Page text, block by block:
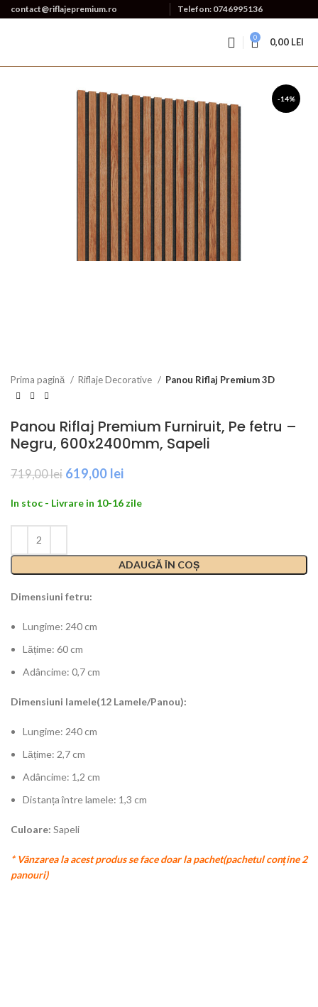
contact@riflajepremium.ro Telefon: 0746995136
0 0,00 LEI
-14%
Prima pagină Riflaje Decorative Panou Riflaj Premium 3D
Panou Riflaj Premium Furniruit, Pe fetru –
Negru, 600x2400mm, Sapeli
719,00lei Prețul
a
719,00 lei.
619,00 leiPrețul
este:
In stoc - Livrare in 10-16 zile
ADAUGĂ ÎN COȘ
Dimensiuni fetru:
Lungime: 240 cm
Lățime: 60 cm
Adâncime: 0,7 cm
Dimensiuni lamele(12 Lamele/Panou):
Lungime: 240 cm
Lățime: 2,7 cm
Adâncime: 1,2 cm
Distanța între lamele: 1,3 cm
Culoare: Sapeli
* Vânzarea la acest produs se face doar la pachet(pachetul conține 2
panouri)